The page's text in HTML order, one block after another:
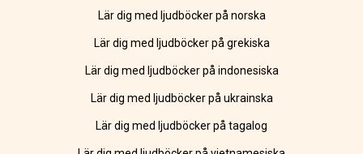
Lär dig med ljudböcker på norska
Lär dig med ljudböcker på grekiska
Lär dig med ljudböcker på indonesiska
Lär dig med ljudböcker på ukrainska
Lär dig med ljudböcker på tagalog